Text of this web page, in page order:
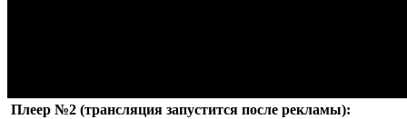
Плеер №2 (трансляция запустится после рекламы):